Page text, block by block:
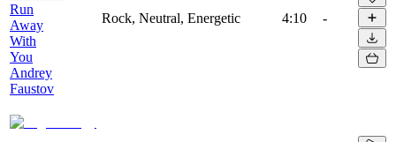
Run
Away
With
You
Andrey
Faustov
Rock, Neutral, Energetic 4:10 -